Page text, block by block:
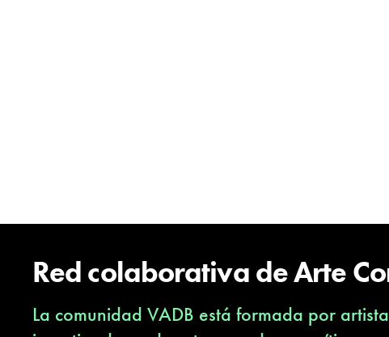
Red colaborativa de Arte
La comunidad VADB está formada por